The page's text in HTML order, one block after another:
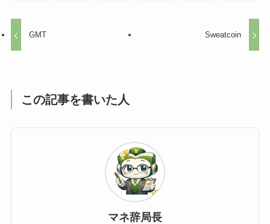
GMT Sweatcoin
この記事を書いた人
マネ辞局長